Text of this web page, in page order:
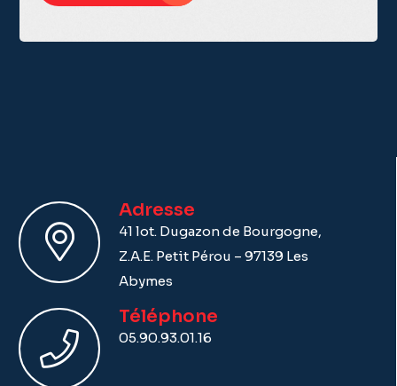
Adresse
41 lot. Dugazon de Bourgogne,
Z.A.E. Petit Pérou – 97139 Les
Abymes
Téléphone
05.90.93.01.16